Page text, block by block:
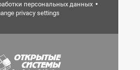
персональных данных
privacy settings